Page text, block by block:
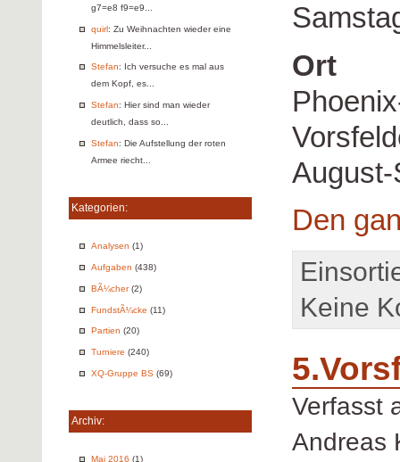
g7=e8 f9=e9...
quirl: Zu Weihnachten wieder eine
Himmelsleiter...
Stefan: Ich versuche es mal aus
dem Kopf, es...
Stefan: Hier sind man wieder
deutlich, dass so...
Stefan: Die Aufstellung der roten
Armee riecht...
Kategorien:
Analysen (1)
Aufgaben (438)
BÃ¼cher(2)
FundstÃ¼cke (11)
Partien (20)
Turniere (240)
XQ-Gruppe BS (69)
Archiv:
Mai 2016 (1)
Ort
Den
Keine
Verfasst
Andreas